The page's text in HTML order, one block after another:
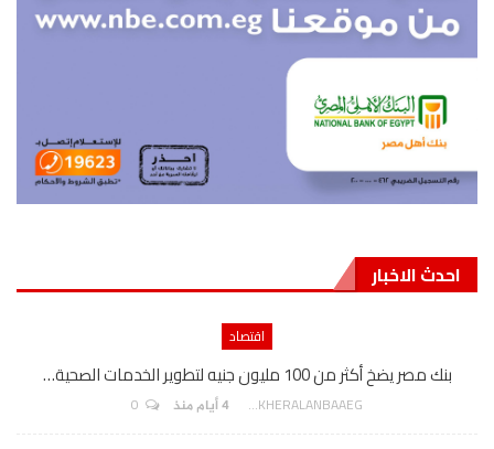
احدث الاخبار
اقتصاد
بنك مصر يضخ أكثر من 100 مليون جنيه لتطوير الخدمات الصحية…
AKHERALANBAAEG 4 أيام منذ